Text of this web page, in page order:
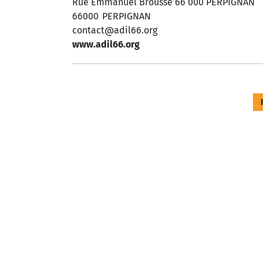
66000 PERPIGNAN
contact@adil66.org
www.adil66.org